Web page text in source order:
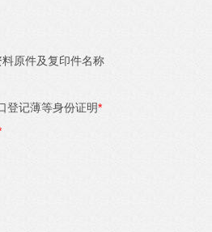
原件及复印件名称
登记薄等身份证明*